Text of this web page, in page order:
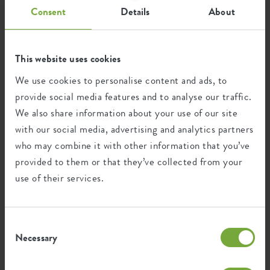
Consent Details About
This website uses cookies
We use cookies to personalise content and ads, to
provide social media features and to analyse our traffic.
We also share information about your use of our site
with our social media, advertising and analytics partners
who may combine it with other information that you’ve
provided to them or that they’ve collected from your
use of their services.
Selection
Necessary
Recycling
This product is comprised of 0% post-
consumer waste and 100% post-industrial
Certifications Guarantee
99